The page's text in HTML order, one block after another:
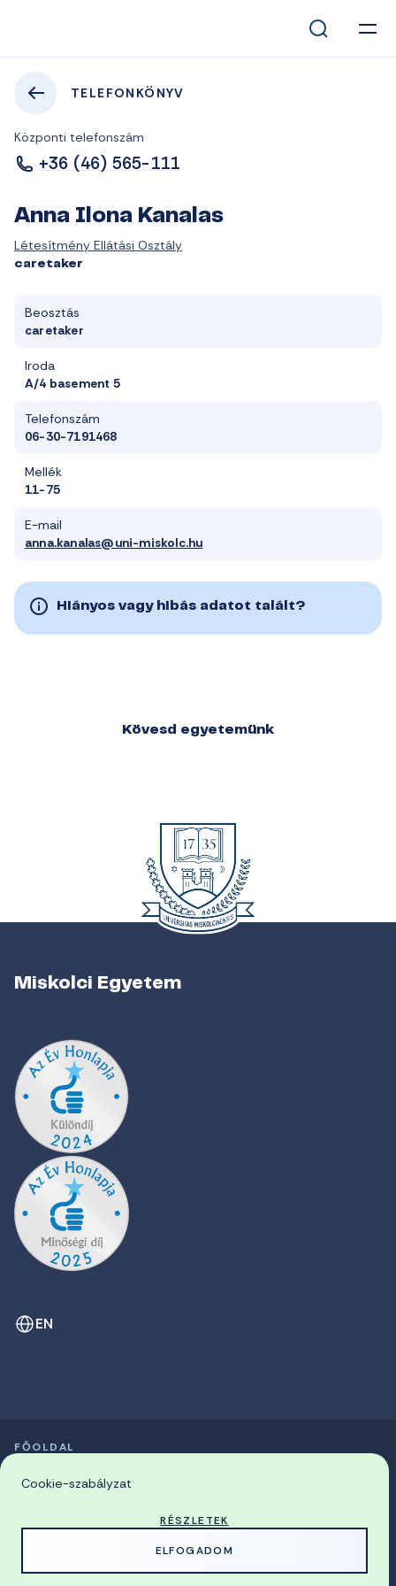
TELEFONKÖNYV
Központi telefonszám
+36 (46) 565-111
Anna Ilona Kanalas
Létesítmény Ellátási Osztály
caretaker
Beosztás
caretaker
Iroda
A/4 basement 5
Telefonszám
06-30-7191468
Mellék
11-75
E-mail
anna.kanalas@uni-miskolc.hu
Hiányos vagy hibás adatot talált?
Kövesd egyetemünk
Miskolci Egyetem
EN
© 2026 Miskolci Egyetem
FŐOLDAL
Cookie-szabályzat
RÉSZLETEK
ELFOGADOM